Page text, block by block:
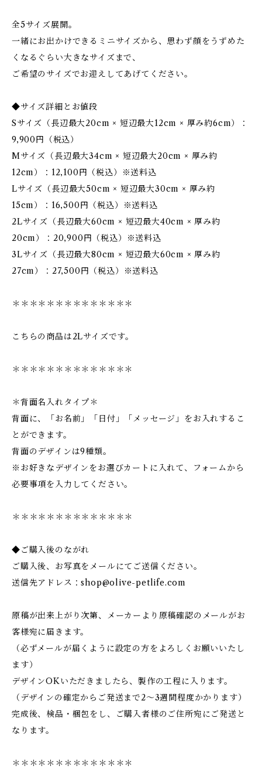
全5サイズ展開。
一緒にお出かけできるミニサイズから、思わず顔をうずめた
くなるぐらい大きなサイズまで、
ご希望のサイズでお迎えしてあげてください。
◆サイズ詳細とお値段
Sサイズ（長辺最大20cm × 短辺最大12cm × 厚み約6cm）：
9,900円（税込）
Mサイズ（長辺最大34cm × 短辺最大20cm × 厚み約
12cm）：12,100円（税込）※送料込
Lサイズ（長辺最大50cm × 短辺最大30cm × 厚み約
15cm）：16,500円（税込）※送料込
2Lサイズ（長辺最大60cm × 短辺最大40cm × 厚み約
20cm）：20,900円（税込）※送料込
3Lサイズ（長辺最大80cm × 短辺最大60cm × 厚み約
27cm）：27,500円（税込）※送料込
＊＊＊＊＊＊＊＊＊＊＊＊＊＊
こちらの商品は2Lサイズです。
＊＊＊＊＊＊＊＊＊＊＊＊＊＊
＊背面名入れタイプ＊
背面に、「お名前」「日付」「メッセージ」をお入れするこ
とができます。
背面のデザインは9種類。
※お好きなデザインをお選びカートに入れて、フォームから
必要事項を入力してください。
＊＊＊＊＊＊＊＊＊＊＊＊＊＊
◆ご購入後のながれ
ご購入後、お写真をメールにてご送信ください。
送信先アドレス：shop@olive-petlife.com
原稿が出来上がり次第、メーカーより原稿確認のメールがお
客様宛に届きます。
（必ずメールが届くように設定の方をよろしくお願いいたし
ます）
デザインOKいただきましたら、製作の工程に入ります。
（デザインの確定からご発送まで2～3週間程度かかります）
完成後、検品・梱包をし、ご購入者様のご住所宛にご発送と
なります。
＊＊＊＊＊＊＊＊＊＊＊＊＊＊